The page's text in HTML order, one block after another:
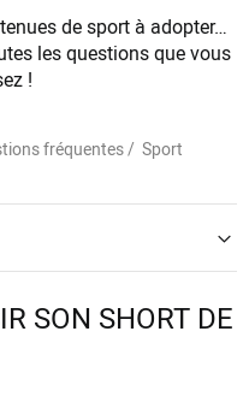
de sport à adopter…
les questions que vous
!
fréquentes / Sport
SON SHORT DE